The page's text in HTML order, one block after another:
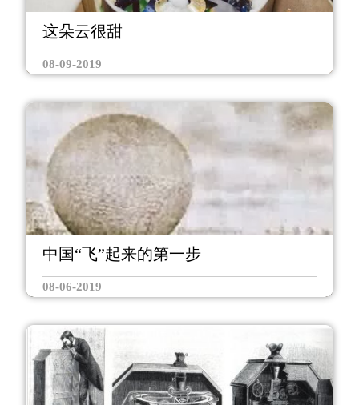
这朵云很甜
08-09-2019
中国“飞”起来的第一步
08-06-2019